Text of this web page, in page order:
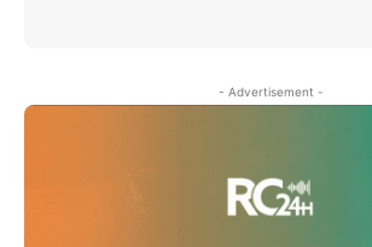
- Advertisement -